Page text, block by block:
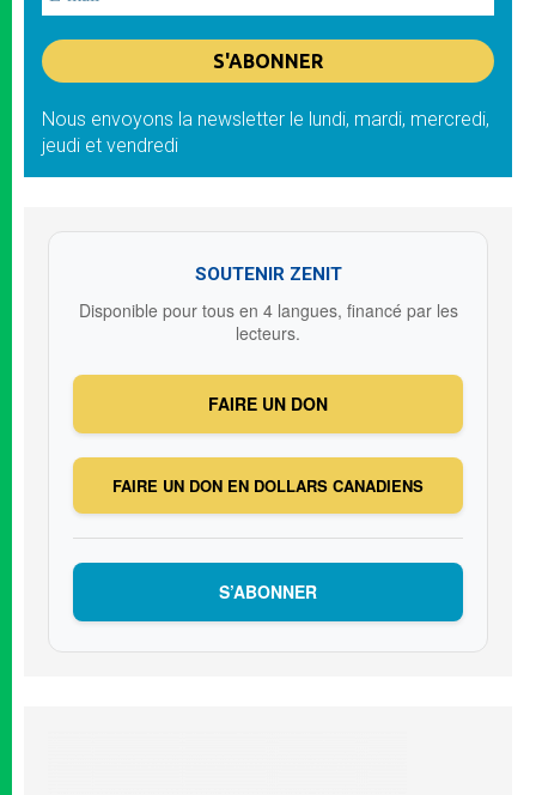
Nous envoyons la newsletter le lundi, mardi, mercredi,
jeudi et vendredi
SOUTENIR ZENIT
Disponible pour tous en 4 langues, financé par les
lecteurs.
FAIRE UN DON
FAIRE UN DON EN DOLLARS CANADIENS
S’ABONNER